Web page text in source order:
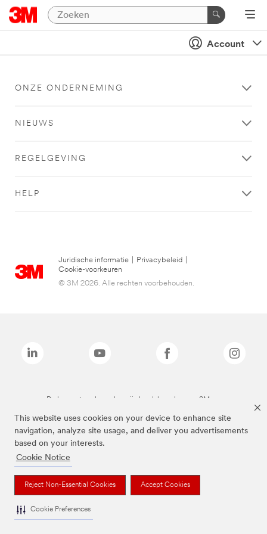
This website uses cookies on your device to enhance site
navigation, analyze site usage, and deliver you advertisements
based on your interests.
Cookie Notice
Reject Non-Essential Cookies Accept Cookies
Cookie Preferences
Account
ONZE ONDERNEMING
NIEUWS
REGELGEVING
HELP
Juridische informatie Privacybeleid
Cookie-voorkeuren
© 3M 2026. Alle rechten voorbehouden.
De bovenstaande merken zijn handelsmerken van 3M.we